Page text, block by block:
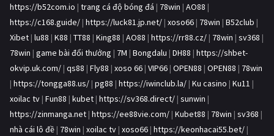
https://b52com.io | trang cá độ bóng đá | 78win | AO88 |
https://c168.guide/ | https://luck81.jp.net/ | xoso66 | 78win | B52club |
Xibet | lu88 | K88 | TT88 | King88 | AO88 | https://rr88.cz/ | 78win | sv368 |
78win | game bài đổi thưởng | 7M | Bongdalu | DH88 | https://shbet-
okvip.uk.com/ | qs88 | Fly88 | xoso 66 | VIP66 | OPEN88 | OPEN88 | 78win
| https://tongga88.us/ | pg88 | https://iwinclub.la/ | Ku casino | Ku11 |
xoilac tv | Fun88 | kubet | https://sv368.direct/ | sunwin |
https://zinmanga.net | https://ee88vie.com/ | Kubet88 | 78win | sv368 |
nhà cái lô đề | 78win | xoilac tv | xoso66 | https://keonhacai55.bet/ |